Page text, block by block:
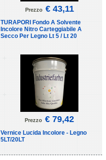
Prezzo € 43,11
TURAPORI Fondo A Solvente
Incolore Nitro Carteggiabile A
Secco Per Legno Lt 5 / Lt 20
Prezzo € 79,42
Vernice Lucida Incolore - Legno
5LT/20LT